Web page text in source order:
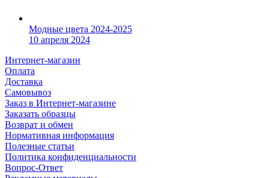
Модные цвета 2024-2025
10 апреля 2024
Интернет-магазин
Оплата
Доставка
Самовывоз
Заказ в Интернет-магазине
Заказать образцы
Возврат и обмен
Нормативная информация
Полезные статьи
Политика конфиденциальности
Вопрос-Ответ